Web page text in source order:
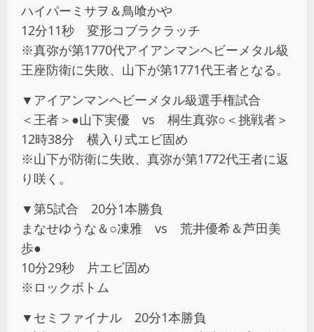
ハイパーミサヲ＆鳥喰かや
12分11秒 変形コブラクラッチ
※真弥が第1770代アイアンマンヘビーメタル級
王座防衛に失敗、山下が第1771代王者となる。
▼アイアンマンヘビーメタル級選手権試合
＜王者＞●山下実優 vs 桐生真弥○＜挑戦者＞
12時38分 横入り式エビ固め
※山下が防衛に失敗、真弥が第1772代王者に返
り咲く。
▼第5試合 20分1本勝負
まなせゆうな＆○凍雅 vs 荒井優希＆芦田美
歩●
10分29秒 片エビ固め
※ロックボトム
▼セミファイナル 20分1本勝負